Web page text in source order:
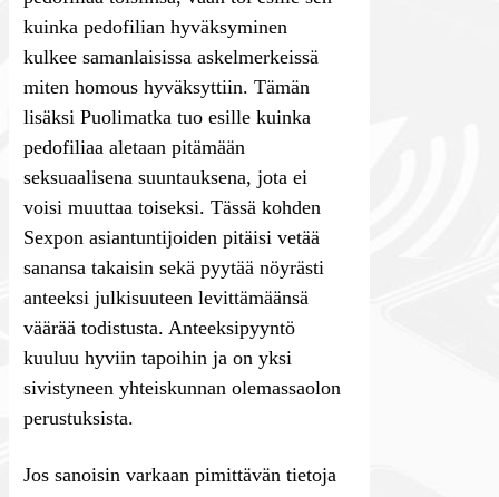
kuinka pedofilian hyväksyminen
kulkee samanlaisissa askelmerkeissä
miten homous hyväksyttiin. Tämän
lisäksi Puolimatka tuo esille kuinka
pedofiliaa aletaan pitämään
seksuaalisena suuntauksena, jota ei
voisi muuttaa toiseksi. Tässä kohden
Sexpon asiantuntijoiden pitäisi vetää
sanansa takaisin sekä pyytää nöyrästi
anteeksi julkisuuteen levittämäänsä
väärää todistusta. Anteeksipyyntö
kuuluu hyviin tapoihin ja on yksi
sivistyneen yhteiskunnan olemassaolon
perustuksista.
Jos sanoisin varkaan pimittävän tietoja